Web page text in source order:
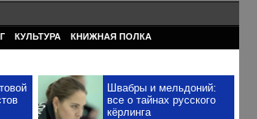
КУЛЬТУРА КНИЖНАЯ ПОЛКА
Швабры и мельдоний:
все о тайнах русского
кёрлинга